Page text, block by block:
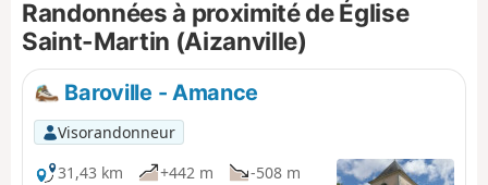
Randonnées à proximité de Église
Saint-Martin (Aizanville)
Baroville - Amance
Visorandonneur
31,43 km
+442 m
-508 m